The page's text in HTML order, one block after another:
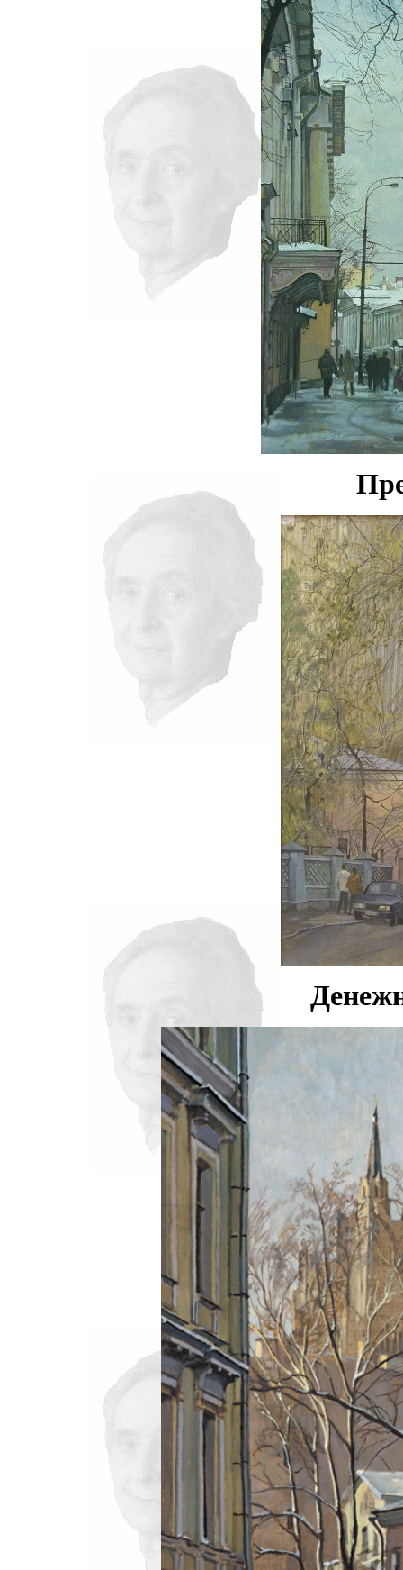
противопоставляя
подсознательное часто
то обеспечивает любое
одна его часть, которая –
– обеспечивает в
подсознаний автора и
поводу. По
подсознаний в
то, знаемом и рожденном
нигде уточнять и